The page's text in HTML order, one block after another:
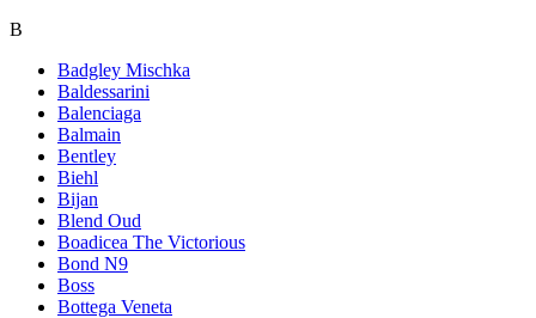
B
Badgley Mischka
Baldessarini
Balenciaga
Balmain
Bentley
Biehl
Bijan
Blend Oud
Boadicea The Victorious
Bond N9
Boss
Bottega Veneta